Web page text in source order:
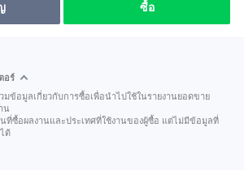
ซื้อ
อร์
วมข้อมูลเกี่ยวกับการซื้อเพื่อนำไปใช้ในรายงานยอดขาย
น
ที่ซื้อผลงานและประเทศที่ใช้งานของผู้ซื้อ แต่ไม่มีข้อมูลที่
ด้